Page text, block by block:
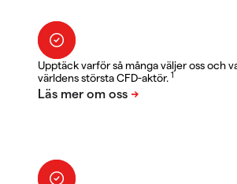
Upptäck varför så många väljer oss och
världens största CFD-aktör. 1